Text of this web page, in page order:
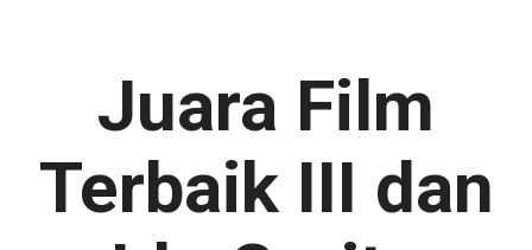
Juara Film
Terbaik III dan